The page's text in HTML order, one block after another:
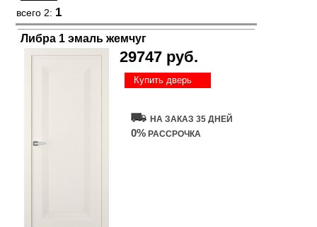
всего 2: 1
Либра 1 эмаль жемчуг
29747 руб.
Купить дверь
НА ЗАКАЗ 35 ДНЕЙ
0% РАССРОЧКА